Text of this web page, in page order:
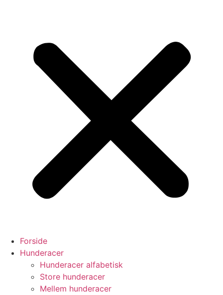
Forside
Hunderacer
Hunderacer alfabetisk
Store hunderacer
Mellem hunderacer